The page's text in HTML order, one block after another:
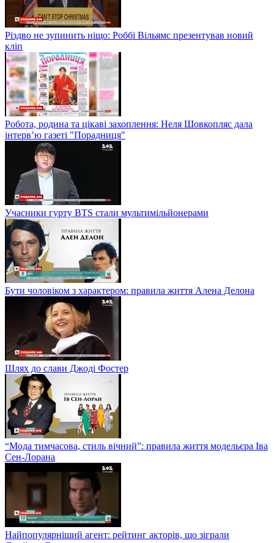
Різдво не зупинить ніщо: Роббі Вільямс презентував новий
кліп
Робота, родина та цікаві захоплення: Неля Шовкопляс дала
інтерв’ю газеті "Порадниця"
Учасники гурту BTS стали мультимільйонерами
Бути чоловіком з характером: правила життя Алена Делона
Шлях до слави Джоді Фостер
“Мода тимчасова, стиль вічний”: правила життя модельєра Іва
Сен-Лорана
Найпопулярніший агент: рейтинг акторів, що зіграли